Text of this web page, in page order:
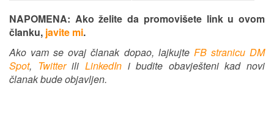
NAPOMENA: Ako želite da promovišete link u ovom
članku, javite mi.
Ako vam se ovaj članak dopao, lajkujte FB stranicu DM
Spot, Twitterili LinkedIni budite obavješteni kad novi
članak bude objavljen.